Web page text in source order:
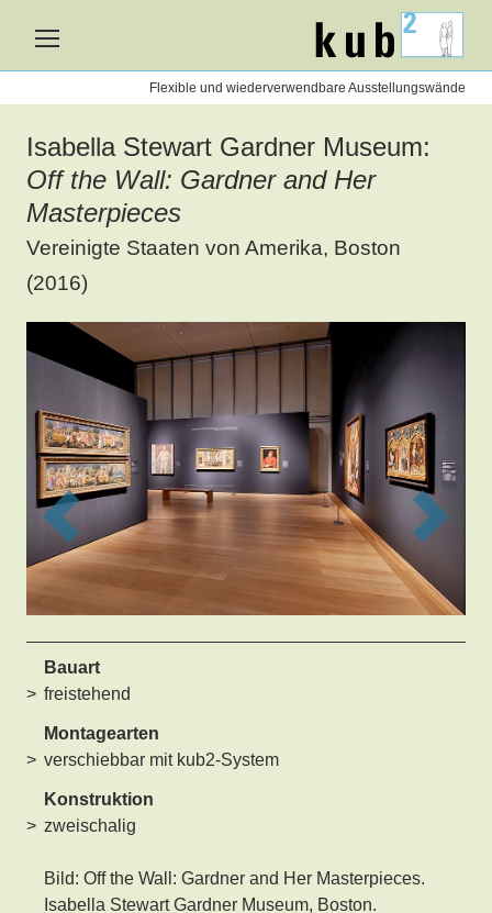
kub2
Flexible und wiederverwendbare Ausstellungswände
Isabella Stewart Gardner Museum:
Off the Wall: Gardner and Her
Masterpieces
Vereinigte Staaten von Amerika, Boston
(2016)
Bauart
freistehend
Montagearten
verschiebbar mit kub2-System
Konstruktion
zweischalig
Bild: Off the Wall: Gardner and Her Masterpieces.
Isabella Stewart Gardner Museum, Boston.
Previous Next